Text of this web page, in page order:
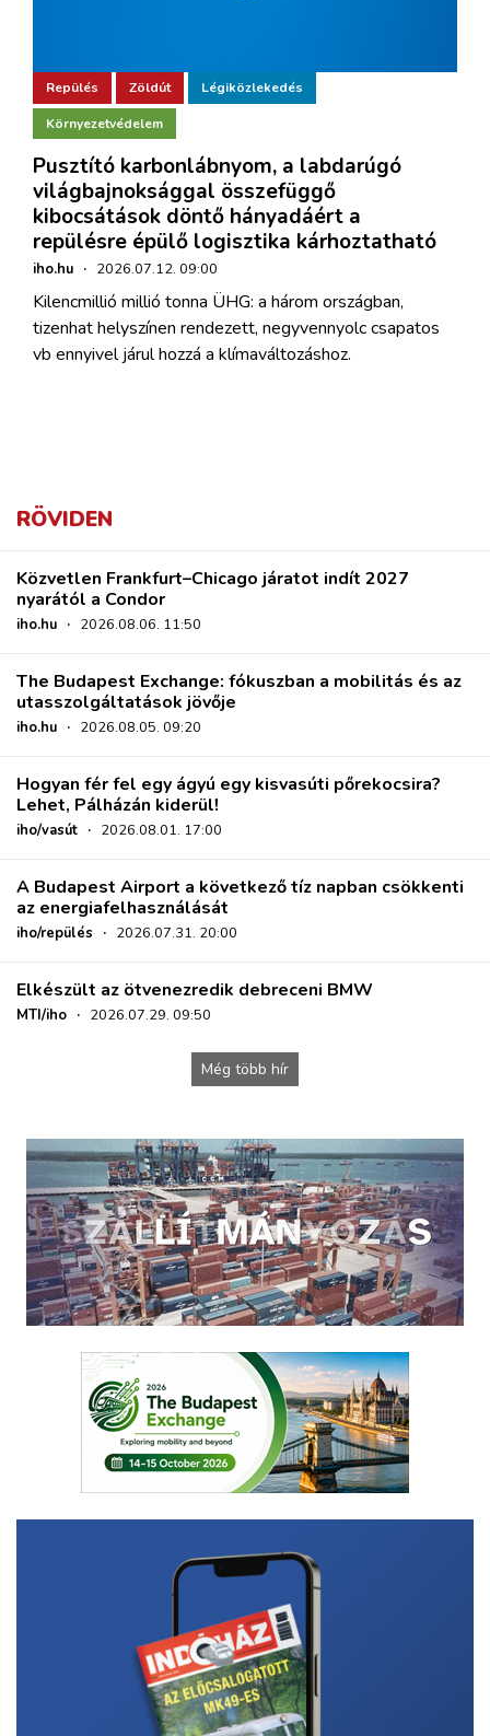
Repülés Zöldút Légiközlekedés
Környezetvédelem
Pusztító karbonlábnyom, a labdarúgó
világbajnoksággal összefüggő
kibocsátások döntő hányadáért a
repülésre épülő logisztika kárhoztatható
iho.hu · 2026.07.12. 09:00
Kilencmillió millió tonna ÜHG: a három országban,
tizenhat helyszínen rendezett, negyvennyolc csapatos
vb ennyivel járul hozzá a klímaváltozáshoz.
RÖVIDEN
Közvetlen Frankfurt–Chicago járatot indít 2027
nyarától a Condor
iho.hu · 2026.08.06. 11:50
The Budapest Exchange: fókuszban a mobilitás és az
utasszolgáltatások jövője
iho.hu · 2026.08.05. 09:20
Hogyan fér fel egy ágyú egy kisvasúti pőrekocsira?
Lehet, Pálházán kiderül!
iho/vasút · 2026.08.01. 17:00
A Budapest Airport a következő tíz napban csökkenti
az energiafelhasználását
iho/repülés · 2026.07.31. 20:00
Elkészült az ötvenezredik debreceni BMW
MTI/iho · 2026.07.29. 09:50
Még több hír